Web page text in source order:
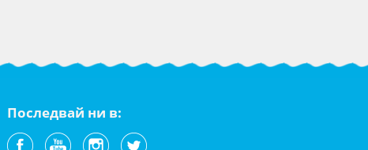
Последвай ни в: